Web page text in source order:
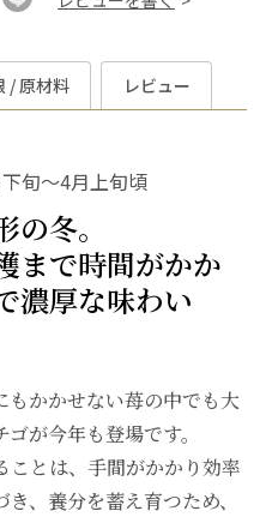
/ 原材料 レビュー
旬～4月上旬頃
冬。
まで時間がかか
濃厚な味わい
かかせない苺の中でも大
が今年も登場です。
ことは、手間がかかり効率
、養分を蓄え育つため、